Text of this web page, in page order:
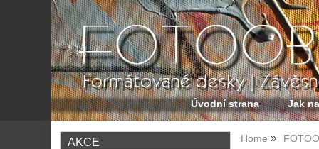
Úvodní strana Jak
Home
AKCE